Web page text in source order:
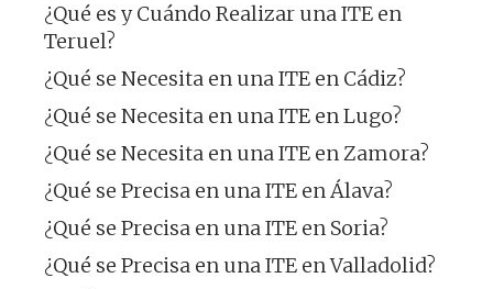
¿Qué es y Cuándo Realizar una ITE en
Teruel?
¿Qué se Necesita en una ITE en Cádiz?
¿Qué se Necesita en una ITE en Lugo?
¿Qué se Necesita en una ITE en Zamora?
¿Qué se Precisa en una ITE en Álava?
¿Qué se Precisa en una ITE en Soria?
¿Qué se Precisa en una ITE en Valladolid?